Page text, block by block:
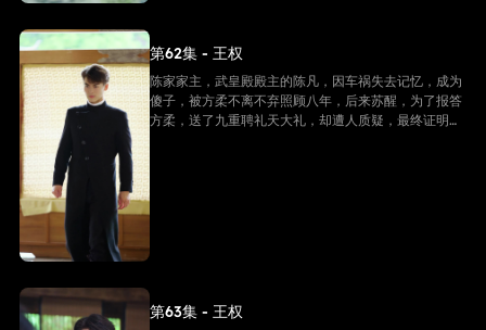
第62集 - 王权
陈家家主，武皇殿殿主的陈凡，因车祸失去记忆，成为
傻子，被方柔不离不弃照顾八年，后来苏醒，为了报答
方柔，送了九重聘礼天大礼，却遭人质疑，最终证明他
第63集 - 王权